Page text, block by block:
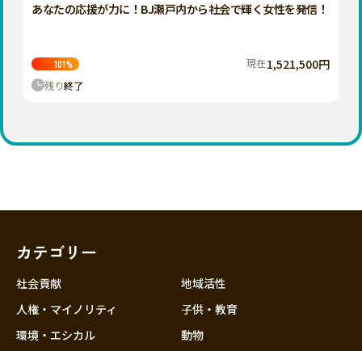
大阪
奈良
広島
あなたの応援が力に！BJ瀬戸内から社会で輝く女性を発信！
101% 現在1,521,500円
残り終了
カテゴリー
社会貢献
人権・マイノリティ
環境・エシカル
地域活性
子供・教育
動物